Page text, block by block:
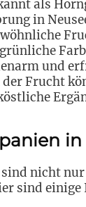
als
in
und
Frucht
nicht
sind